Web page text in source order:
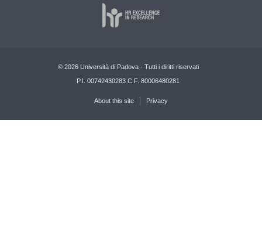
© 2026 Università di Padova - Tutti i diritti riservati
P.I. 00742430283 C.F. 80006480281
About this site Privacy